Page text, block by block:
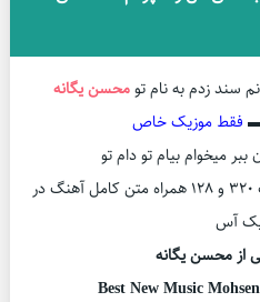
سند زدم به نام تومحسن یگانه
فقط موزیک خاص
میخوام بیام تو دام تو
با صدای محسن یگانه با دو کیفیت ۳۲۰ و ۱۲۸ همراه متن کامل آهنگ در
آس
از محسن یگانه
Best New Music